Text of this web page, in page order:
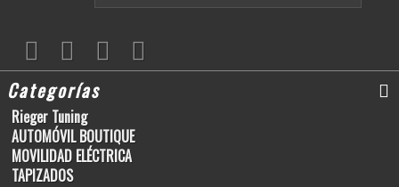
Categorías
Rieger Tuning
AUTOMÓVIL BOUTIQUE
MOVILIDAD ELÉCTRICA
TAPIZADOS